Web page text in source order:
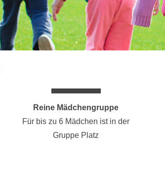
Reine Mädchengruppe
Für bis zu 6 Mädchen ist in der
Gruppe Platz